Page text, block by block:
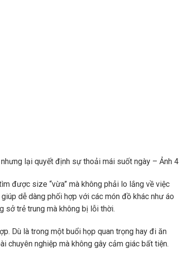
lại quyết định sự thoải mái suốt ngày – Ảnh 4
được size “vừa” mà không phải lo lắng về việc
dễ dàng phối hợp với các món đồ khác như áo
sở trẻ trung mà không bị lỗi thời.
Dù là trong một buổi họp quan trọng hay đi ăn
chuyên nghiệp mà không gây cảm giác bất tiện.